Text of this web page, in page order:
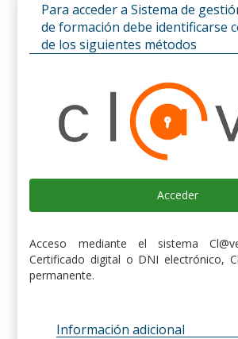
Para acceder a Sistema de
de formación debe identificarse
de los siguientes métodos
Acceder
Acceso mediante el sistema
Certificado digital o DNI electrónico,
permanente.
Información adicional